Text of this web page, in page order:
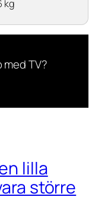
kg
TV?
lilla
större